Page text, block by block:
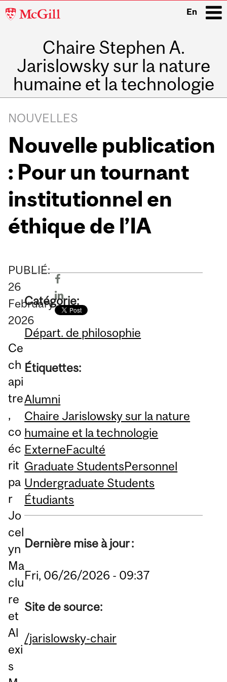
McGill
En
Chaire Stephen A.
Jarislowsky sur la nature
humaine et la technologie
navigation
NOUVELLES
Nouvelle publication
: Pour un tournant
institutionnel en
éthique de l’IA
PUBLIÉ:
26
February
2026
Ce
ch
api
tre
,
co
éc
rit
pa
r
Jo
cel
yn
Ma
clu
re
et
Al
exi
s
Catégorie:
Départ. de philosophie
Étiquettes:
Alumni
Chaire Jarislowsky sur la nature
humaine et la technologie
ExterneFaculté
Graduate StudentsPersonnel
Undergraduate Students
Étudiants
Dernière mise à jour :
Fri, 06/26/2026 - 09:37
Site de source:
/jarislowsky-chair